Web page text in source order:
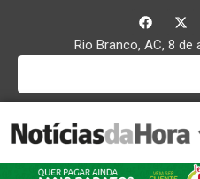
Rio Branco, AC, 8 de